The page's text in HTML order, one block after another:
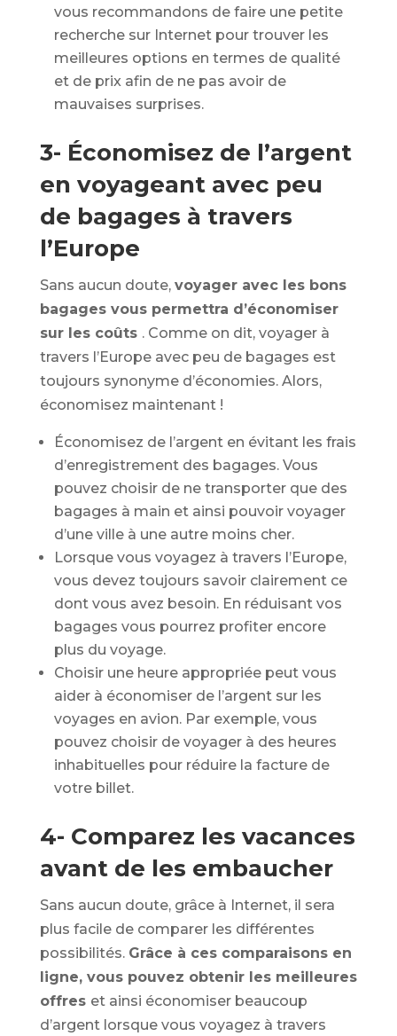
vous recommandons de faire une petite
recherche sur Internet pour trouver les
meilleures options en termes de qualité
et de prix afin de ne pas avoir de
mauvaises surprises.
3- Économisez de l’argent
en voyageant avec peu
de bagages à travers
l’Europe
Sans aucun doute, voyager avec les bons
bagages vous permettra d’économiser
sur les coûts . Comme on dit, voyager à
travers l’Europe avec peu de bagages est
toujours synonyme d’économies. Alors,
économisez maintenant !
Économisez de l’argent en évitant les frais
d’enregistrement des bagages. Vous
pouvez choisir de ne transporter que des
bagages à main et ainsi pouvoir voyager
d’une ville à une autre moins cher.
Lorsque vous voyagez à travers l’Europe,
vous devez toujours savoir clairement ce
dont vous avez besoin. En réduisant vos
bagages vous pourrez profiter encore
plus du voyage.
Choisir une heure appropriée peut vous
aider à économiser de l’argent sur les
voyages en avion. Par exemple, vous
pouvez choisir de voyager à des heures
inhabituelles pour réduire la facture de
votre billet.
4- Comparez les vacances
avant de les embaucher
Sans aucun doute, grâce à Internet, il sera
plus facile de comparer les différentes
possibilités. Grâce à ces comparaisons en
ligne, vous pouvez obtenir les meilleures
offres et ainsi économiser beaucoup
d’argent lorsque vous voyagez à travers